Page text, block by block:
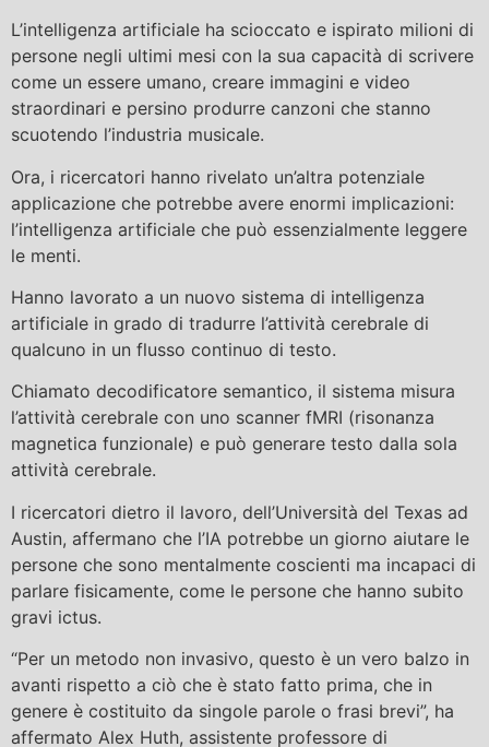
L’intelligenza artificiale ha scioccato e ispirato milioni di
persone negli ultimi mesi con la sua capacità di scrivere
come un essere umano, creare immagini e video
straordinari e persino produrre canzoni che stanno
scuotendo l’industria musicale.
Ora, i ricercatori hanno rivelato un’altra potenziale
applicazione che potrebbe avere enormi implicazioni:
l’intelligenza artificiale che può essenzialmente leggere
le menti.
Hanno lavorato a un nuovo sistema di intelligenza
artificiale in grado di tradurre l’attività cerebrale di
qualcuno in un flusso continuo di testo.
Chiamato decodificatore semantico, il sistema misura
l’attività cerebrale con uno scanner fMRI (risonanza
magnetica funzionale) e può generare testo dalla sola
attività cerebrale.
I ricercatori dietro il lavoro, dell’Università del Texas ad
Austin, affermano che l’IA potrebbe un giorno aiutare le
persone che sono mentalmente coscienti ma incapaci di
parlare fisicamente, come le persone che hanno subito
gravi ictus.
“Per un metodo non invasivo, questo è un vero balzo in
avanti rispetto a ciò che è stato fatto prima, che in
genere è costituito da singole parole o frasi brevi”, ha
affermato Alex Huth, assistente professore di